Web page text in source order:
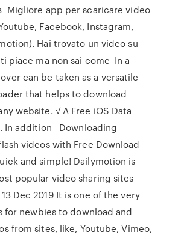
Migliore app per scaricare video
Facebook, Instagram,
Hai trovato un video su
piace ma non sai come In a
can be taken as a versatile
that helps to download
website. √ A Free iOS Data
In addition Downloading
videos with Free Download
and simple! Dailymotion is
popular video sharing sites
Dec 2019 It is one of the very
for newbies to download and
from sites, like, Youtube, Vimeo,